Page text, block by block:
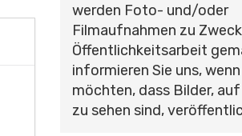
werden Foto- und/oder
Filmaufnahmen zu
Öffentlichkeitsarbeit
informieren Sie uns,
möchten, dass Bilder, auf
zu sehen sind,